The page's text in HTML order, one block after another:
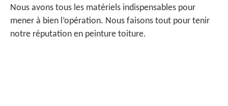
Nous avons tous les matériels indispensables pour
mener à bien l’opération. Nous faisons tout pour tenir
notre réputation en peinture toiture.